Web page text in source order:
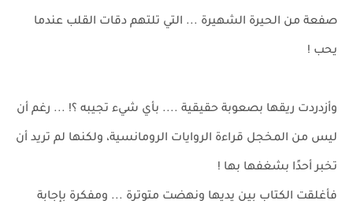
صفعة من الحيرة الشهيرة ... التي تلتهم دقات القلب عندما
يحب !
وأزدردت ريقها بصعوبة حقيقية .... بأي شيء تجيبه ؟! ... رغم أن
ليس من المخجل قراءة الروايات الرومانسية، ولكنها لم تريد أن
تخبر أحدًا بشغفها بها !
فأغلقت الكتاب بين يديها ونهضت متوترة ... ومفكرة بإجابة